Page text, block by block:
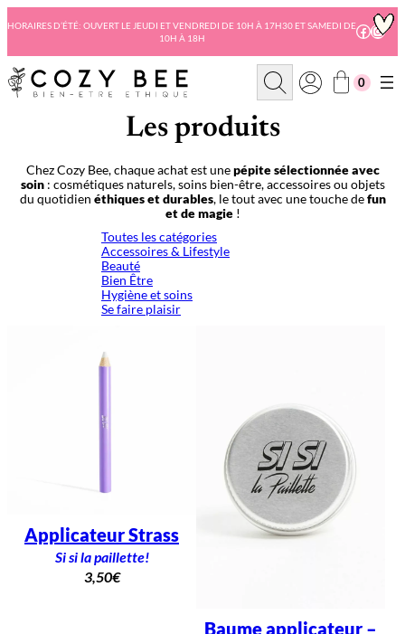
au
HORAIRES D’ÉTÉ: OUVERT LE JEUDI ET VENDREDI DE 10H À 17H30 ET SAMEDI DE
10H À 18H
R
c
h
e
h
e
0
Les produits
Chez Cozy Bee, chaque achat est unepépite sélectionnée avec
soin: cosmétiques naturels, soins bien-être, accessoires ou objets
du quotidien éthiques et durables, le tout avec une touche defun
et de magie!
Toutes les catégories
Accessoires & Lifestyle
Beauté
Bien Être
Hygiène et soins
Se faire plaisir
Applicateur Strass
Si si la paillette!
3,50€
Baume applicateur –